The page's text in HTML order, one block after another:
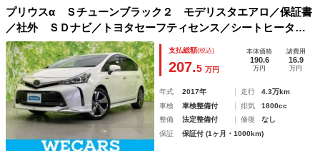
プリウスα Ｓチューンブラック２ モデリスタエアロ／保証書
／社外 ＳＤナビ／トヨタセーフティセンス／シートヒータ
ー 前席／車線逸脱防止支援システム／ドライブレコーダー
社外／ヘッドランプ ＬＥＤ／ＵＳＢジャック
支払総額(税込)
207.5 万円
本体価格
190.6
万円
諸費用
16.9
万円
年式 2017年 走行
4.3万km
車検
車検整備付 排気
1800cc
整備
法定整備付 修復
なし
保証
保証付 (1ヶ月・1000km)